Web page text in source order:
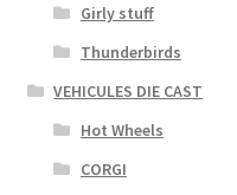
Girly stuff
Thunderbirds
VEHICULES DIE CAST
Hot Wheels
CORGI